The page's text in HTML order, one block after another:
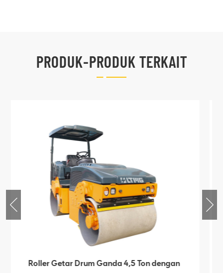
PRODUK-PRODUK TERKAIT
Rol Getar Drum Ganda Hidraulik Penuh 6